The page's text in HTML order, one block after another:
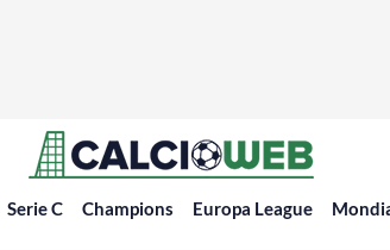
Serie C Champions Europa League